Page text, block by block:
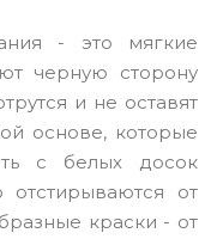
- это мягкие
черную сторону
и не оставят
основе, которые
с белых досок
от
краски - от